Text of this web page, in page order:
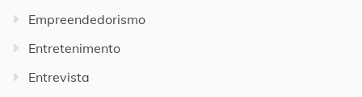
Empreendedorismo
Entretenimento
Entrevista